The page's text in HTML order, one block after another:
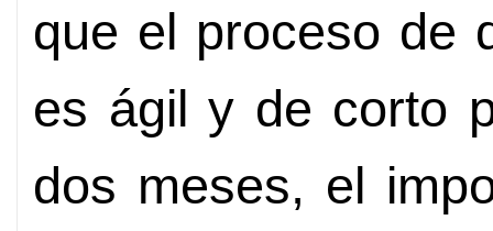
que el proceso de
es ágil y de corto
dos meses, el